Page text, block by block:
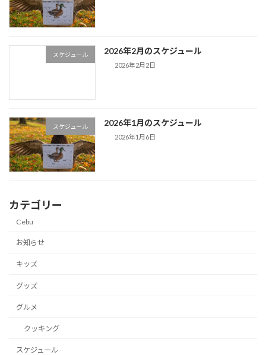
スケジュール 2026年2月のスケジュール
2026年2月2日
スケジュール 2026年1月のスケジュール
2026年1月6日
カテゴリー
Cebu
お知らせ
キッズ
グッズ
グルメ
クッキング
スケジュール